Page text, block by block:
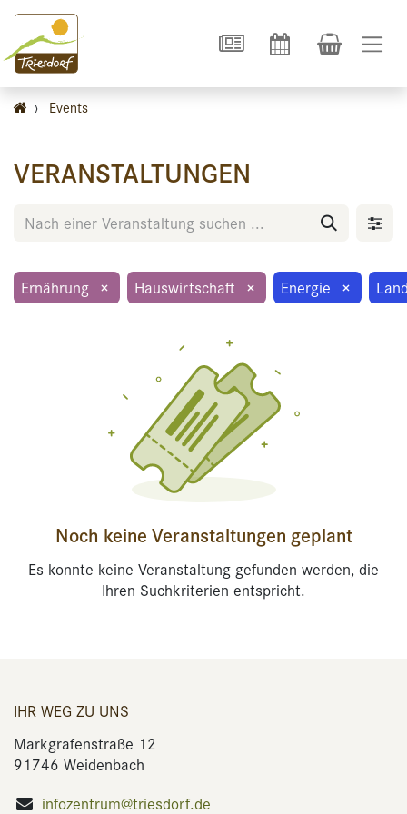
› Events
VERANSTALTUNGEN
Ernährung × Hauswirtschaft × Energie ×
Noch keine Veranstaltungen geplant
Es konnte keine Veranstaltung gefunden werden, die
Ihren Suchkriterien entspricht.
IHR WEG ZU UNS
Markgrafenstraße 12
91746 Weidenbach
infozentrum@triesdorf.de